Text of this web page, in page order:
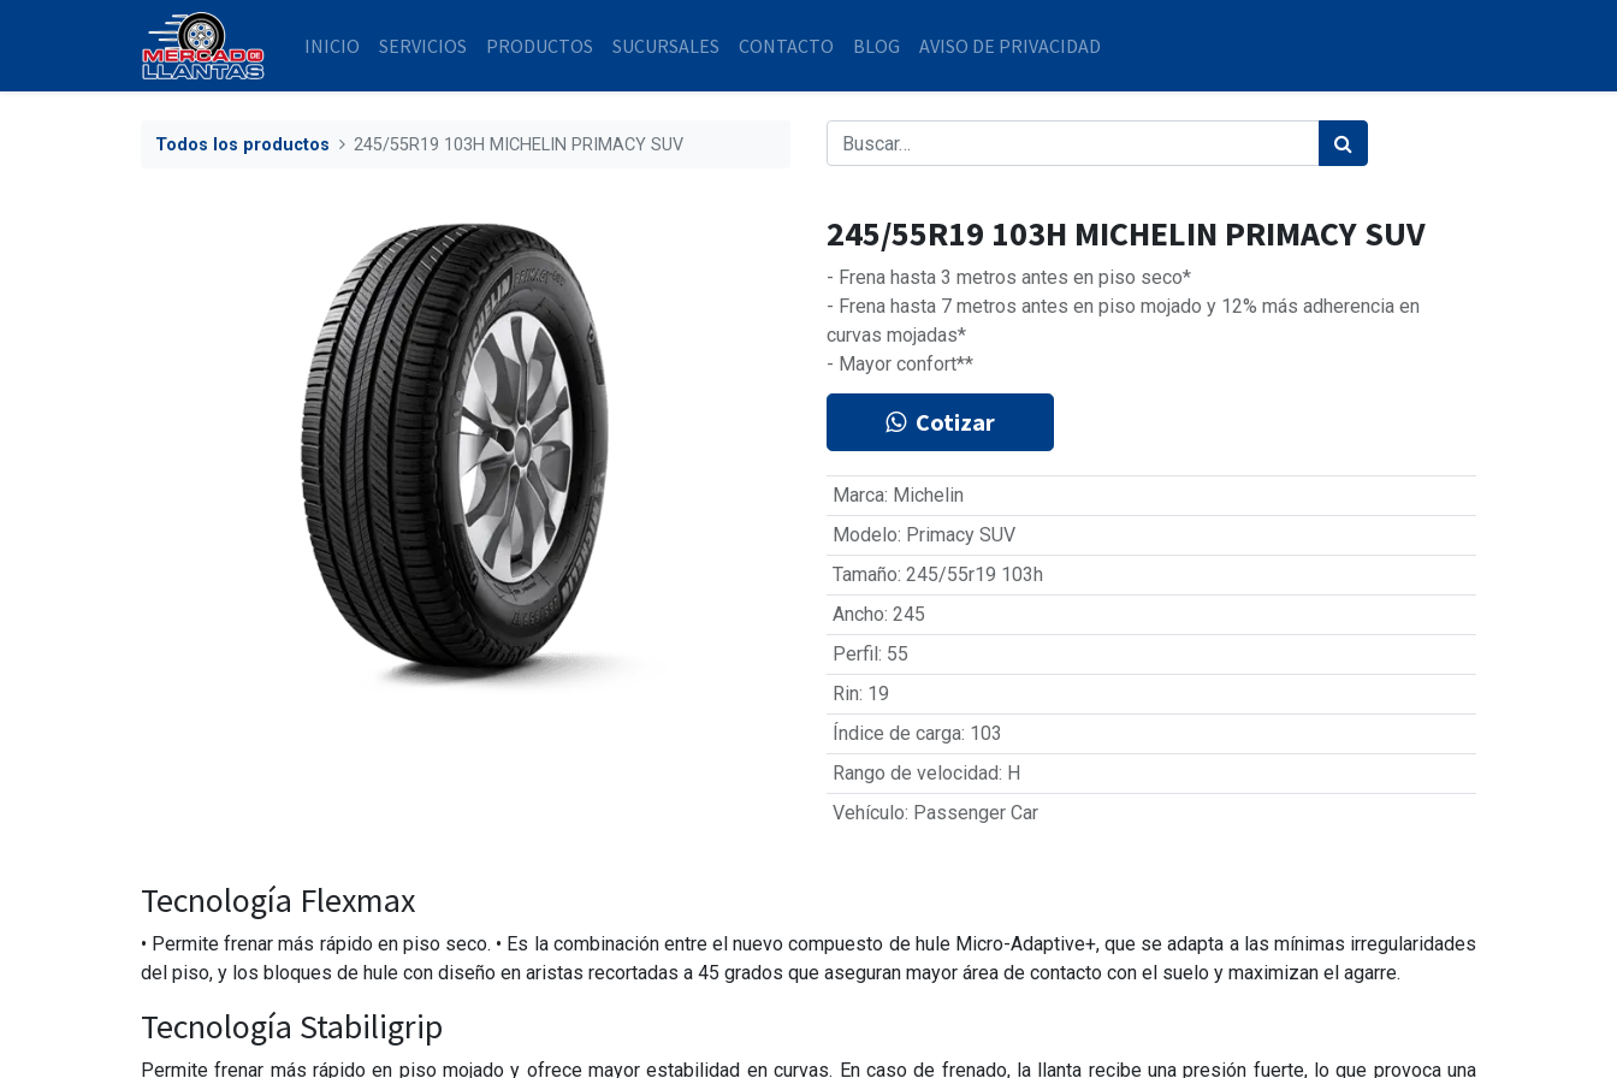
INICIO SERVICIOS PRODUCTOS SUCURSALES CONTACTO BLOG AVISO DE PRIVACIDAD
Todos los productos 245/55R19 103H MICHELIN PRIMACY SUV
245/55R19 103H MICHELIN PRIMACY SUV
- Frena hasta 3 metros antes en piso seco*
- Frena hasta 7 metros antes en piso mojado y 12% más adherencia en
curvas mojadas*
- Mayor confort**
Cotizar
Marca: Michelin
Modelo: Primacy SUV
Tamaño: 245/55r19 103h
Ancho: 245
Perfil: 55
Rin: 19
Índice de carga: 103
Rango de velocidad: H
Vehículo: Passenger Car
Tecnología Flexmax
• Permite frenar más rápido en piso seco. • Es la combinación entre el nuevo compuesto de hule Micro-Adaptive+, que se adapta a las mínimas irregularidades
del piso, y los bloques de hule con diseño en aristas recortadas a 45 grados que aseguran mayor área de contacto con el suelo y maximizan el agarre.
Tecnología Stabiligrip
Permite frenar más rápido en piso mojado y ofrece mayor estabilidad en curvas. En caso de frenado, la llanta recibe una presión fuerte, lo que provoca una